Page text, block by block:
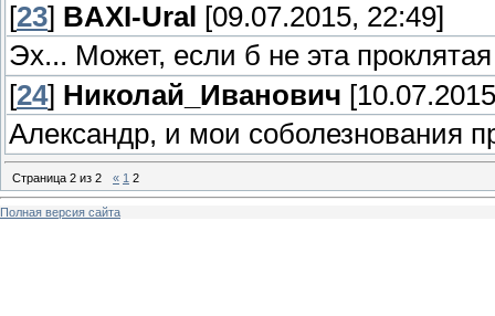
[23] BAXI-Ural
[09.07.2015, 22:49]
Эх... Может, если б не эта
[24] Николай_Иванович
Александр, и мои соболезнования
Страница 2 из 2 « 1 2
Полная версия сайта